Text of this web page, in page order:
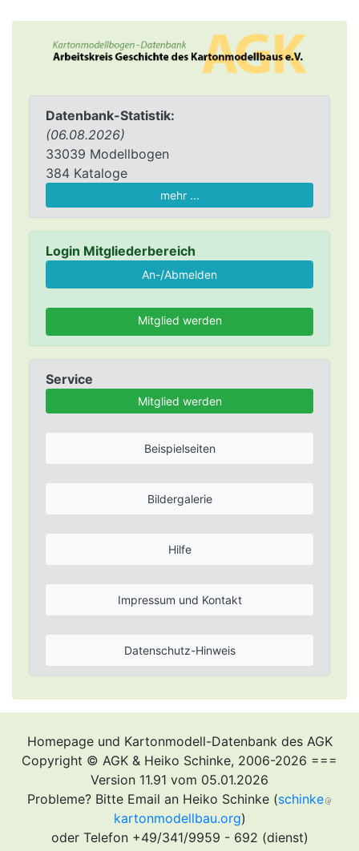
Datenbank-Statistik:
(06.08.2026)
33039 Modellbogen
384 Kataloge
mehr ...
Login Mitgliederbereich
Mitglied werden
Service
Mitglied werden
Beispielseiten
Bildergalerie
Hilfe
Impressum und Kontakt
Datenschutz-Hinweis
Homepage und Kartonmodell-Datenbank des AGK
Copyright © AGK & Heiko Schinke, 2006-2026 ===
Version 11.91 vom 05.01.2026
Probleme? Bitte Email an Heiko Schinke (schinke
kartonmodellbau.org)
oder Telefon +49/341/9959 - 692 (dienst)